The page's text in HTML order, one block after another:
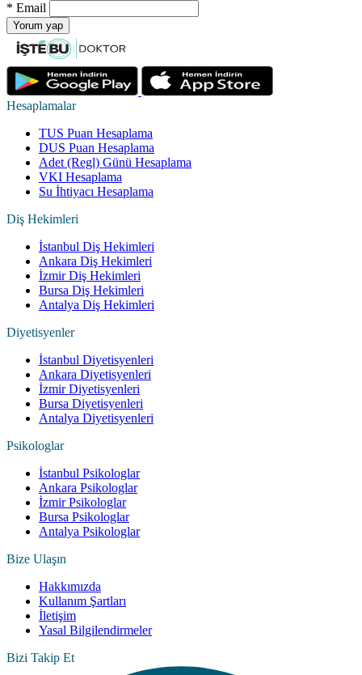
* Email
Yorum yap
Hesaplamalar
TUS Puan Hesaplama
DUS Puan Hesaplama
Adet (Regl) Günü Hesaplama
VKI Hesaplama
Su İhtiyacı Hesaplama
Diş Hekimleri
İstanbul Diş Hekimleri
Ankara Diş Hekimleri
İzmir Diş Hekimleri
Bursa Diş Hekimleri
Antalya Diş Hekimleri
Diyetisyenler
İstanbul Diyetisyenleri
Ankara Diyetisyenleri
İzmir Diyetisyenleri
Bursa Diyetisyenleri
Antalya Diyetisyenleri
Psikologlar
İstanbul Psikologlar
Ankara Psikologlar
İzmir Psikologlar
Bursa Psikologlar
Antalya Psikologlar
Bize Ulaşın
Hakkımızda
Kullanım Şartları
İletişim
Yasal Bilgilendirmeler
Bizi Takip Et